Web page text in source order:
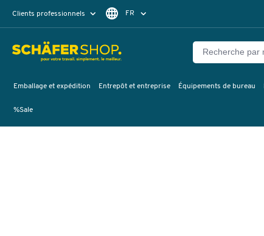
Clients professionnels FR
Emballage et expédition Entrepôt et entreprise Équipements de bureau
%Sale